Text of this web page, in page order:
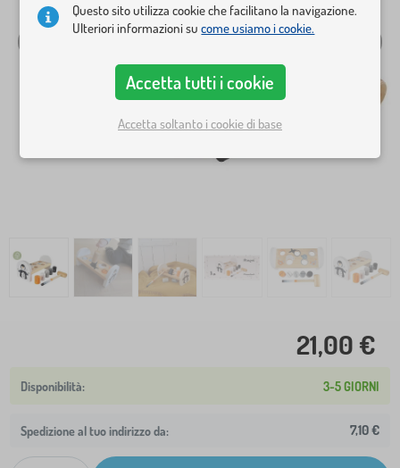
21,00 €
3-5 GIORNI
Spedizione al tuo indirizzo da: 7,10 €
Questo sito utilizza cookie che facilitano la navigazione.
Ulteriori informazioni sucome usiamo i cookie.
Accetta tutti i cookie
Accetta soltanto i cookie di base